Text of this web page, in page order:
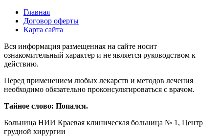
Главная
Договор оферты
Карта сайта
Вся информация размещенная на сайте носит
ознакомительный характер и не является руководством к
действию.
Перед применением любых лекарств и методов лечения
необходимо обязательно проконсультироваться с врачом.
Тайное слово: Попался.
Больница НИИ Краевая клиническая больница № 1, Центр
грудной хирургии